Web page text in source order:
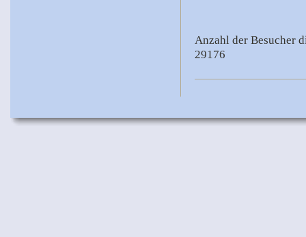
Anzahl der Besucher
29176